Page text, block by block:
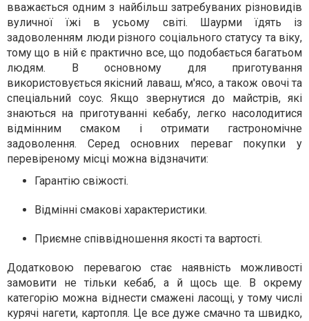
вважається одним з найбільш затребуваних різновидів
вуличної їжі в усьому світі. Шаурми їдять із
задоволенням люди різного соціального статусу та віку,
тому що в ній є практично все, що подобається багатьом
людям. В основному для приготування
використовується якісний лаваш, м'ясо, а також овочі та
спеціальний соус. Якщо звернутися до майстрів, які
знаються на приготуванні кебабу, легко насолодитися
відмінним смаком і отримати гастрономічне
задоволення. Серед основних переваг покупки у
перевіреному місці можна відзначити:
Гарантію свіжості.
Відмінні смакові характеристики.
Приємне співвідношення якості та вартості.
Додатковою перевагою стає наявність можливості
замовити не тільки кебаб, а й щось ще. В окрему
категорію можна віднести смажені ласощі, у тому числі
курячі нагети, картопля. Це все дуже смачно та швидко,